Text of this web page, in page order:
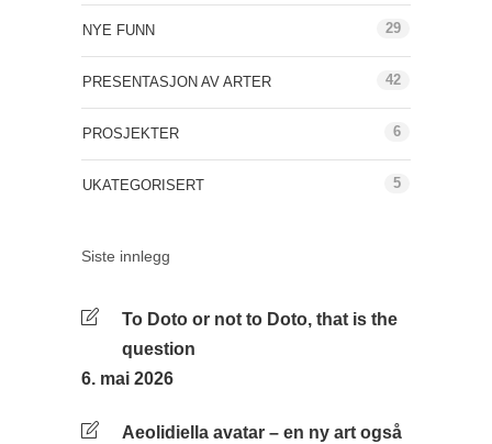
NYE FUNN 29
PRESENTASJON AV ARTER 42
PROSJEKTER 6
UKATEGORISERT 5
Siste innlegg
To Doto or not to Doto, that is the
question
6. mai 2026
Aeolidiella avatar – en ny art også